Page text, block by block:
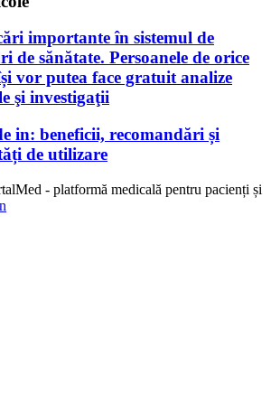
importante în sistemul de
de sănătate. Persoanele de orice
vor putea face gratuit analize
şi investigaţii
in: beneficii, recomandări și
de utilizare
- platformă medicală pentru pacienți și